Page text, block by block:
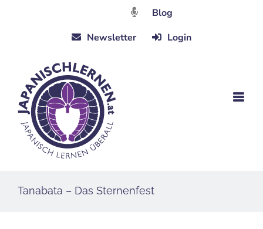
Blog
Newsletter
Login
Tanabata – Das Sternenfest